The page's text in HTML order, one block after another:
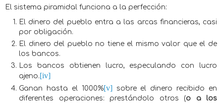
El sistema piramidal funciona a la perfección:
El dinero del pueblo entra a las arcas financieras, casi
por obligación.
El dinero del pueblo no tiene el mismo valor que el de
los bancos.
Los bancos obtienen lucro, especulando con lucro
ajeno.[iv]
Ganan hasta el 1000%[v] sobre el dinero recibido en
diferentes operaciones: prestándolo otros (o a los